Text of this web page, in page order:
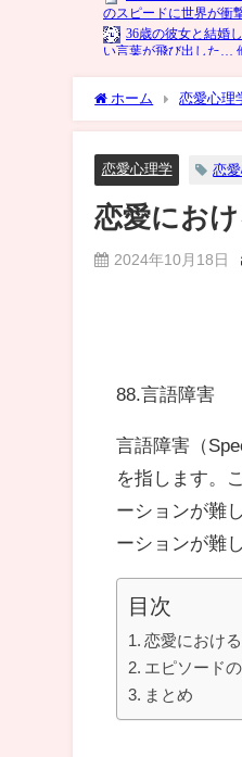
ホーム 恋愛心理
恋愛心理学 恋
恋愛にお
2024年10月18日
88.言語障害
言語障害（
を指します。
ーションが難
ーションが難
目次
恋愛におけ
エピソード
まとめ